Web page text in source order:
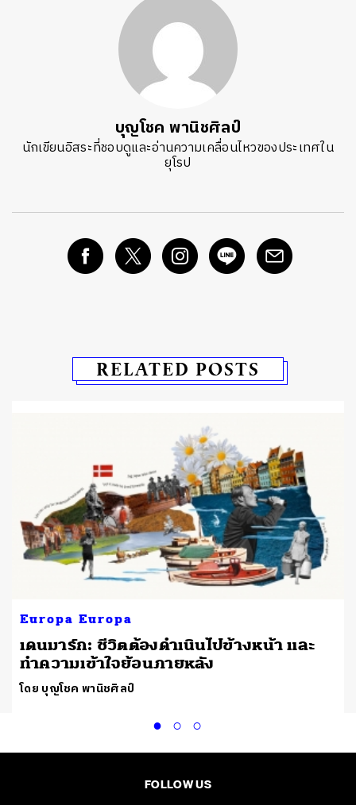
บุญโชค พานิชศิลป์
นักเขียนอิสระที่ชอบดูและอ่านความเคลื่อนไหวของประเทศใน
ยุโรป
RELATED POSTS
Europa Europa
เดนมาร์ก: ชีวิตต้องดำเนินไปข้างหน้า และ
ทำความเข้าใจย้อนภายหลัง
โดย บุญโชค พานิชศิลป์
FOLLOW US